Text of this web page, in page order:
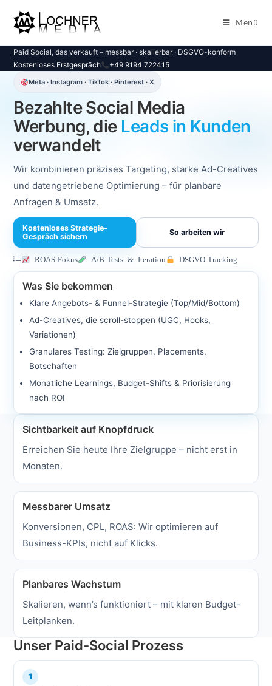
Menü
Paid Social, das verkauft – messbar · skalierbar · DSGVO-konform
Kostenloses Erstgespräch
+49 9194 722415
Meta · Instagram · TikTok · Pinterest · X
Bezahlte Social Media
Werbung, die Leads in Kunden
verwandelt
Wir kombinieren präzises Targeting, starke Ad-Creatives
und datengetriebene Optimierung – für planbare
Anfragen & Umsatz.
Kostenloses Strategie-
Gespräch sichern
So arbeiten wir
ROAS-Fokus A/B-Tests & Iteration DSGVO-Tracking
Was Sie bekommen
Klare Angebots- & Funnel-Strategie (Top/Mid/Bottom)
Ad-Creatives, die scroll-stoppen (UGC, Hooks,
Variationen)
Granulares Testing: Zielgruppen, Placements,
Botschaften
Monatliche Learnings, Budget-Shifts & Priorisierung
nach ROI
Sichtbarkeit auf Knopfdruck
Erreichen Sie heute Ihre Zielgruppe – nicht erst in
Monaten.
Messbarer Umsatz
Konversionen, CPL, ROAS: Wir optimieren auf
Business-KPIs, nicht auf Klicks.
Planbares Wachstum
Skalieren, wenn’s funktioniert – mit klaren Budget-
Leitplanken.
Unser Paid-Social Prozess